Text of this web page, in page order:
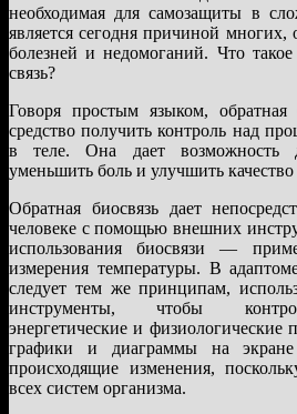
необходимая для самозащиты в
является сегодня причиной многих,
болезней и недомоганий. Что такое
связь?
Говоря простым языком, обратная
средство получить контроль над
в теле. Она дает возможность
уменьшить боль и улучшить
Обратная биосвязь дает
человеке с помощью внешних
использования биосвязи —
измерения температуры. В
следует тем же принципам,
инструменты, чтобы
энергетические и
графики и диаграммы на
происходящие изменения,
всех систем организма.